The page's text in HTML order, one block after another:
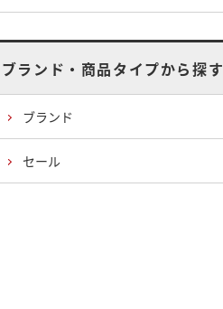
ブランド・商品タイプから探す
ブランド
セール